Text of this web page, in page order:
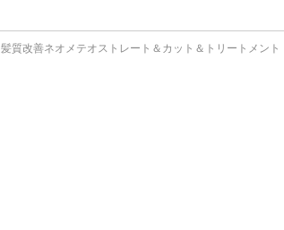
髪質改善ネオメテオストレート＆カット＆トリートメント